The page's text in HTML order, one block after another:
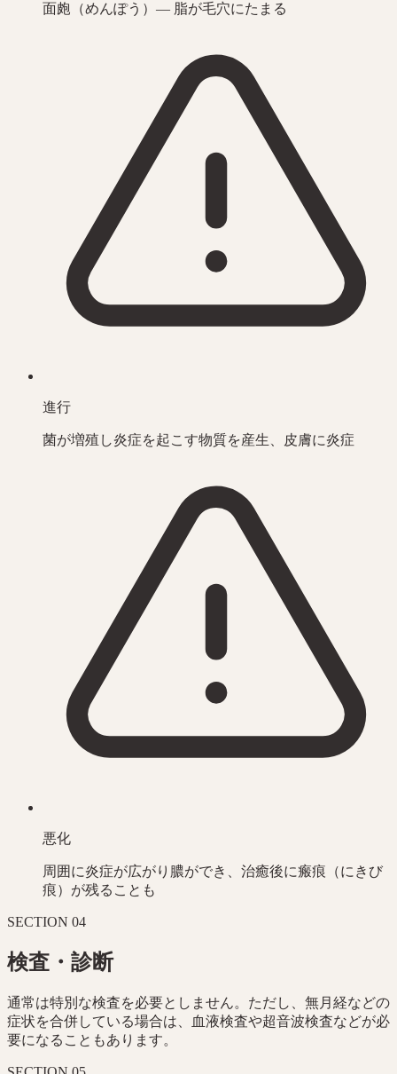
面皰（めんぽう）— 脂が毛穴にたまる
進行
菌が増殖し炎症を起こす物質を産生、皮膚に炎症
悪化
周囲に炎症が広がり膿ができ、治癒後に瘢痕（にきび
痕）が残ることも
SECTION 04
検査・診断
通常は特別な検査を必要としません。ただし、無月経などの
症状を合併している場合は、血液検査や超音波検査などが必
要になることもあります。